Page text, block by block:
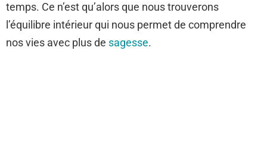
temps. Ce n’est qu’alors que nous trouverons
l’équilibre intérieur qui nous permet de comprendre
nos vies avec plus de sagesse.